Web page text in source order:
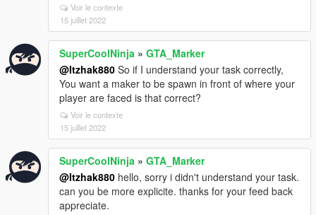
Voir le contexte
15 juillet 2022
SuperCoolNinja » GTA_Marker
@Itzhak880 So if I understand your task correctly,
You want a maker to be spawn in front of where your
player are faced is that correct?
Voir le contexte
15 juillet 2022
SuperCoolNinja » GTA_Marker
@Itzhak880 hello, sorry i didn't understand your task.
can you be more explicite. thanks for your feed back
appreciate.